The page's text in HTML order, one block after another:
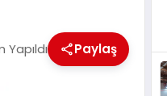
Yapıldı Paylaş